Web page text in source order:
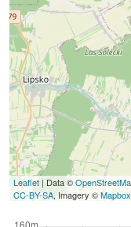
Leaflet | Data ©
CC-BY-SA, Imagery ©Mapbox